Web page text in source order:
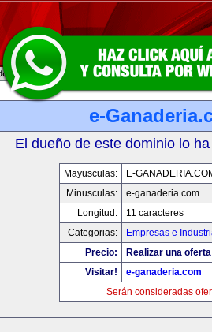
e-
El dueño de este dominio lo
Mayusculas:
E-
Minusculas:
e-ganaderia.com
Longitud:
11 caracteres
Categorias:
Empresas e
Precio:
Realizar una
Visitar!
e-ganaderia.com
Serán consideradas